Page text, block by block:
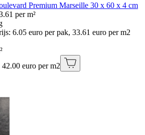
Premium Marseille 30 x 60 x 4 cm
per m²
6.05 euro per pak, 33.61 euro per m2
euro per m2